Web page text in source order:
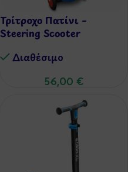
Τρίτροχο Πατίνι –
Steering Scooter
Διαθέσιμo
56,00 €